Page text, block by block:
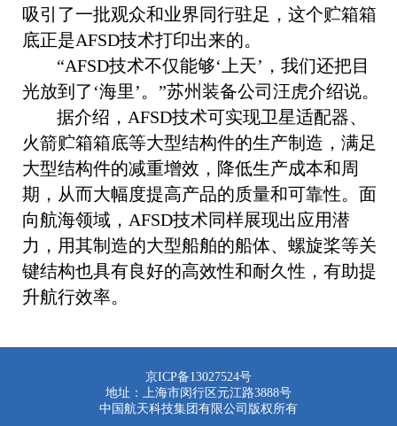
吸引了一批观众和业界同行驻足，这个贮箱箱
底正是AFSD技术打印出来的。
“AFSD技术不仅能够‘上天’，我们还把目
光放到了‘海里’。”苏州装备公司汪虎介绍说。
据介绍，AFSD技术可实现卫星适配器、
火箭贮箱箱底等大型结构件的生产制造，满足
大型结构件的减重增效，降低生产成本和周
期，从而大幅度提高产品的质量和可靠性。面
向航海领域，AFSD技术同样展现出应用潜
力，用其制造的大型船舶的船体、螺旋桨等关
键结构也具有良好的高效性和耐久性，有助提
升航行效率。
京ICP备13027524号
地址：上海市闵行区元江路3888号
中国航天科技集团有限公司版权所有